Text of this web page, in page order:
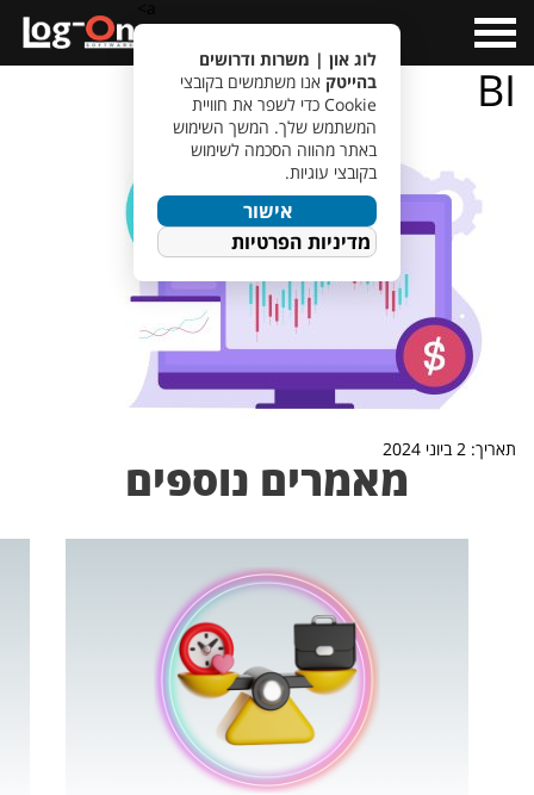
Menu
BI
תאריך: 2 ביוני 2024
מאמרים נוספים
לוג און | משרות ודרושים
בהייטק אנו משתמשים בקובצי
Cookie כדי לשפר את חוויית
המשתמש שלך. המשך השימוש
באתר מהווה הסכמה לשימוש
בקובצי עוגיות.
אישור
מדיניות הפרטיות